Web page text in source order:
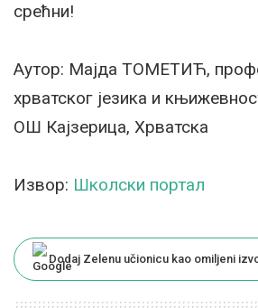
срећни!
Аутор: Мајда ТОМЕТИЋ,
хрватског језика и
ОШ Кајзерица, Хрватска
Извор: Школски портал
Dodaj Zelenu učionicu kao omiljeni